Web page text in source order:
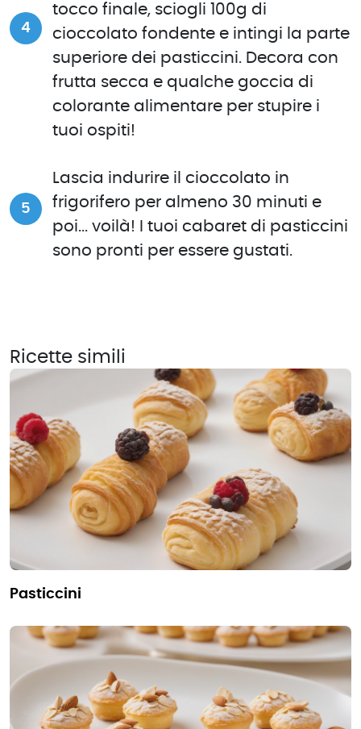
tocco finale, sciogli 100g di
cioccolato fondente e intingi la parte
superiore dei pasticcini. Decora con
frutta secca e qualche goccia di
colorante alimentare per stupire i
tuoi ospiti!
Lascia indurire il cioccolato in
frigorifero per almeno 30 minuti e
poi... voilà! I tuoi cabaret di pasticcini
sono pronti per essere gustati.
Ricette simili
pasticcini